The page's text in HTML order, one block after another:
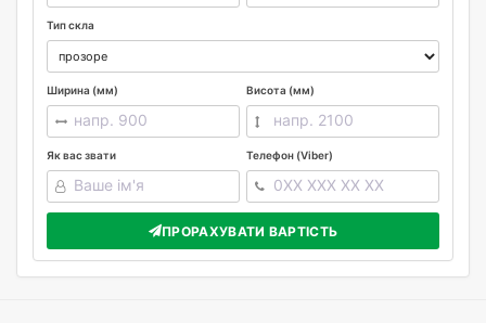
Тип скла
Ширина (мм) Висота (мм)
Як вас звати Телефон (Viber)
ПРОРАХУВАТИ ВАРТІСТЬ